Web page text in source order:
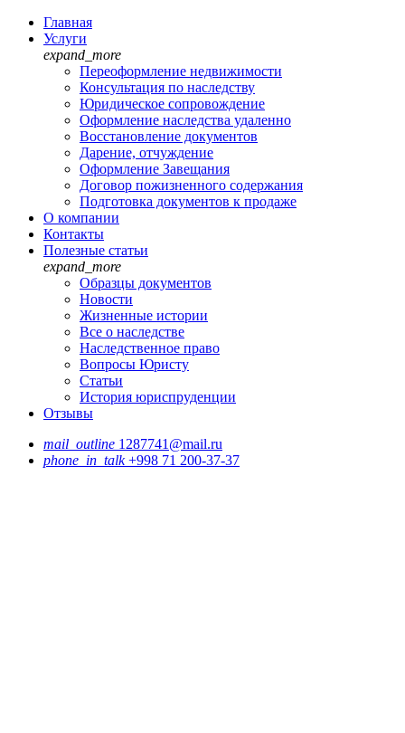
Главная
Услуги
expand_more
Переоформление недвижимости
Консультация по наследству
Юридическое сопровождение
Оформление наследства удаленно
Восстановление документов
Дарение, отчуждение
Оформление Завещания
Договор пожизненного содержания
Подготовка документов к продаже
О компании
Контакты
Полезные статьи
expand_more
Образцы документов
Новости
Жизненные истории
Все о наследстве
Наследственное право
Вопросы Юристу
Статьи
История юриспруденции
Отзывы
mail_outline 1287741@mail.ru
phone_in_talk +998 71 200-37-37